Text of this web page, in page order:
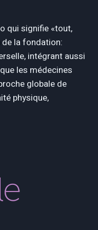
qui signifie «tout,
la fondation:
intégrant aussi
les médecines
globale de
physique,